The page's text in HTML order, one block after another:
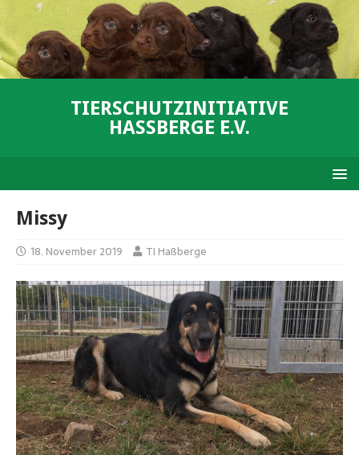
TIERSCHUTZINITIATIVE
HASSBERGE E.V.
Missy
18. November 2019 TI Haßberge